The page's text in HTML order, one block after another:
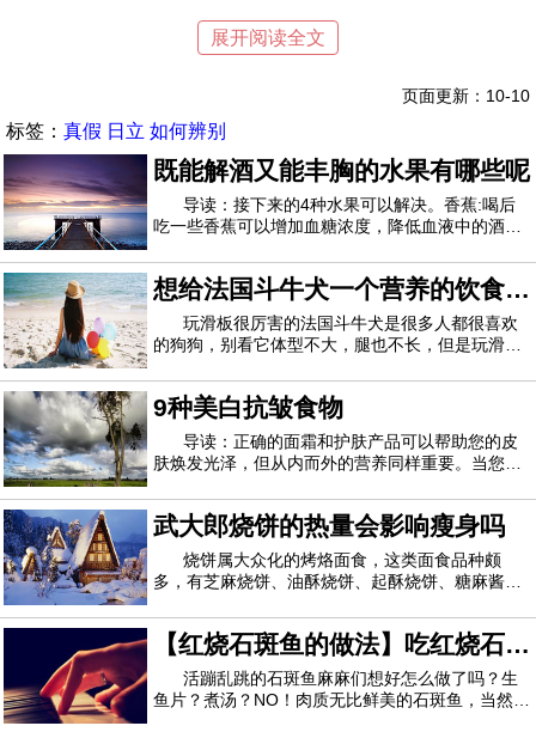
综上所述，买姐妹纸一定要小心，因为大中华人民在打假
如果真的没有从日本回来的朋友，需要网购的姐妹纸也要尽量
找信誉高的，多对比几个，期待买家的展示，确定是正品后再
买。否则买个假的日立n4000不仅要花钱，还会在皮肤上造成
不可磨灭的后果，得不偿失。
多久使用一次美容仪根据个人需求，可以每天使用，也可
以每周使用，但每天最多只能使用一次。每一步也可以分开，
比如妈妈自己裹，每天从头用，只用STEP2保湿，step 3面
膜，step 4冷冻，STEP1一周只清洗两次。比如你是油性皮
肤，可以每天做STEP1清洁模式，三天导入面膜一次，等等。
具体频率要根据你的皮肤情况调整，过敏期间不要用。
展开阅读全文
页面更新：10-10
标签： 真假 日立 如何辨别
既能解酒又能丰胸的水果有哪些呢
导读：接下来的4种水果可以解决。香蕉:喝后
吃一些香蕉可以增加血糖浓度，降低血液中的酒精
西，你也可以防止醉酒。西瓜:西瓜可以清热泻火，
还可以制造酒精...(1)西瓜：富含水和果糖、多种维
生素、矿物质和氨基酸，能改善中暑、发热
想给法国斗牛犬一个营养的饮食，
需要注意哪几方面呢
玩滑板很厉害的法国斗牛犬是很多人都很喜欢
的狗狗，别看它体型不大，腿也不长，但是玩滑板
格活泼，智商也并不是很低，要不然也不能玩滑板
那么厉害了，今天我们就来看一看怎样才能给法牛
一个营养的饮食呢？想让它健康成长，在饮食
9种美白抗皱食物
导读：正确的面霜和护肤产品可以帮助您的皮
肤焕发光泽，但从内而外的营养同样重要。当您考
请记住要享受均衡饮食，适量食用。1.奇异果食用
富含维生素C的食物可使皮肤更健康，更湿润，皱
纹更少。一种美味的奇异果可提供60毫克以上
武大郎烧饼的热量会影响瘦身吗
烧饼属大众化的烤烙面食，这类面食品种颇
多，有芝麻烧饼、油酥烧饼、起酥烧饼、糖麻酱烧
样。那么，武大郎烧饼的热量会影响瘦身吗？哪些
饮食习惯利于瘦身？烧饼的主要营养成分是碳水化
合物、蛋白质、脂肪等，由于烧饼在制作过程中会
【红烧石斑鱼的做法】吃红烧石斑
鱼的好处 红烧石斑鱼吃多了好吗
活蹦乱跳的石斑鱼麻麻们想好怎么做了吗？生
鱼片？煮汤？NO！肉质无比鲜美的石斑鱼，当然是